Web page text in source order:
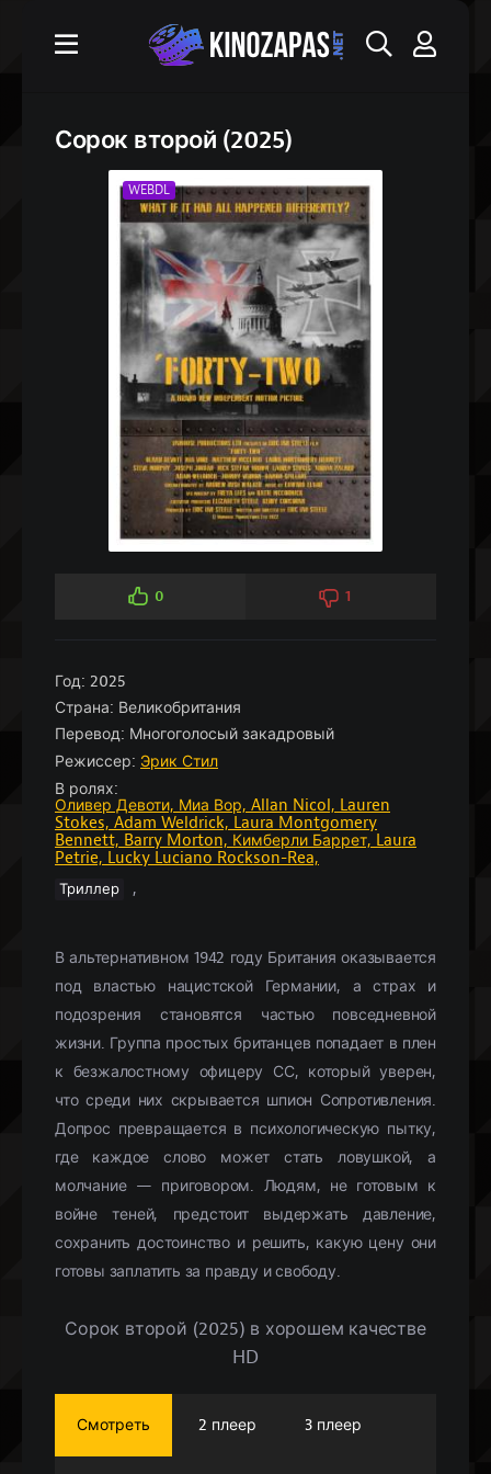
Сорок второй (2025)
WEBDL
0 1
Год: 2025
Страна: Великобритания
Перевод: Многоголосый закадровый
Режиссер: Эрик Стил
В ролях:
Оливер Девоти, Миа Вор, Allan Nicol, Lauren
Stokes, Adam Weldrick, Laura Montgomery
Bennett, Barry Morton, Кимберли Баррет, Laura
Petrie, Lucky Luciano Rockson-Rea,
Триллер ,
В альтернативном 1942 году Британия оказывается
под властью нацистской Германии, а страх и
подозрения становятся частью повседневной
жизни. Группа простых британцев попадает в плен
к безжалостному офицеру СС, который уверен,
что среди них скрывается шпион Сопротивления.
Допрос превращается в психологическую пытку,
где каждое слово может стать ловушкой, а
молчание — приговором. Людям, не готовым к
войне теней, предстоит выдержать давление,
сохранить достоинство и решить, какую цену они
готовы заплатить за правду и свободу.
Сорок второй (2025) в хорошем качестве
HD
Смотреть 2 плеер 3 плеер